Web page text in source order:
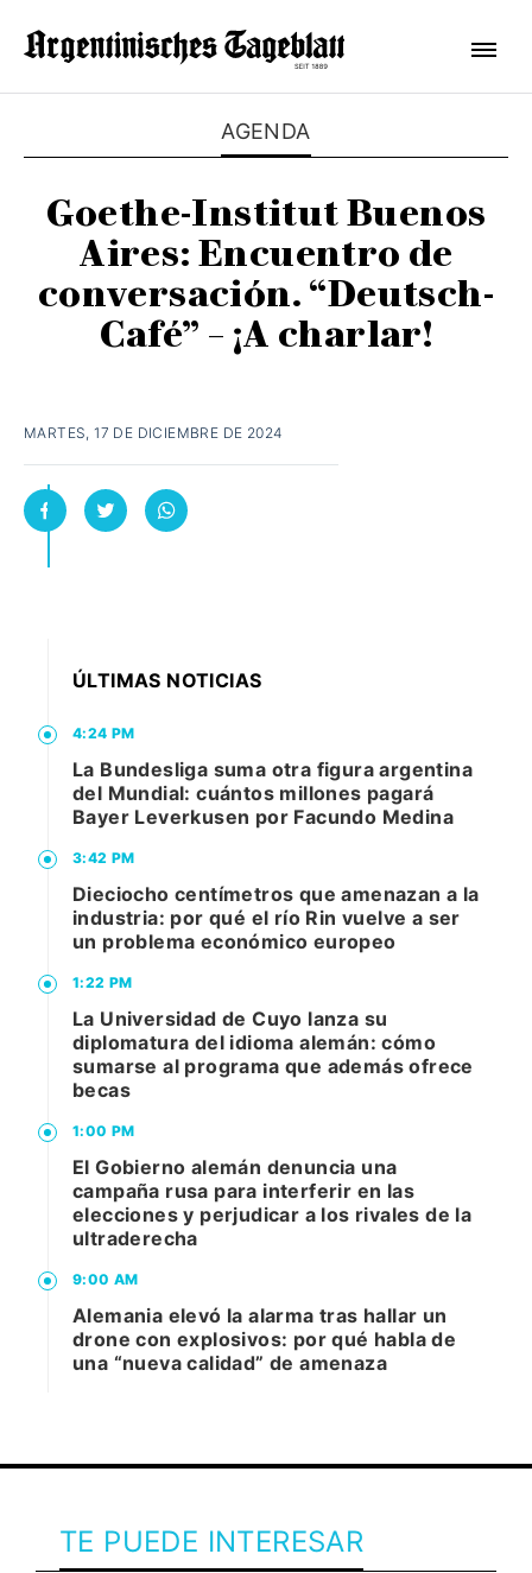
AGENDA
Goethe-Institut Buenos
Aires: Encuentro de
conversación. “Deutsch-
Café” – ¡A charlar!
MARTES, 17 DE DICIEMBRE DE 2024
ÚLTIMAS NOTICIAS
4:24 PM
La Bundesliga suma otra figura argentina
del Mundial: cuántos millones pagará
Bayer Leverkusen por Facundo Medina
3:42 PM
Dieciocho centímetros que amenazan a la
industria: por qué el río Rin vuelve a ser
un problema económico europeo
1:22 PM
La Universidad de Cuyo lanza su
diplomatura del idioma alemán: cómo
sumarse al programa que además ofrece
becas
1:00 PM
El Gobierno alemán denuncia una
campaña rusa para interferir en las
elecciones y perjudicar a los rivales de la
ultraderecha
9:00 AM
Alemania elevó la alarma tras hallar un
drone con explosivos: por qué habla de
una “nueva calidad” de amenaza
TE PUEDE INTERESAR